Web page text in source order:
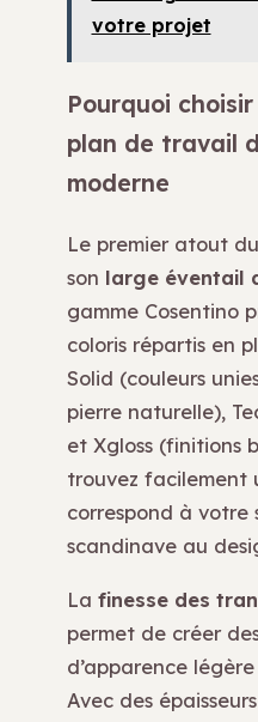
votre projet
Pourquoi
plan de travail
moderne
Le premier atout
son large éventail
gamme Cosentino
coloris répartis en
Solid (couleurs
pierre naturelle),
et Xgloss (finitions
trouvez facilement
correspond à votre
scandinave au
La finesse des
permet de créer
d’apparence
Avec des